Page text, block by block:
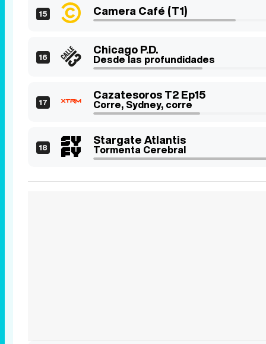
15 Camera Café (T1)
16
Chicago P.D.
Desde las profundidades
17
Cazatesoros T2 Ep15
Corre, Sydney, corre
18
Stargate Atlantis
Tormenta Cerebral